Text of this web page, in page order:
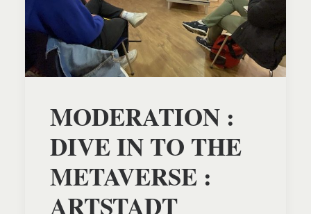
MODERATION :
DIVE IN TO THE
METAVERSE :
ARTSTADT